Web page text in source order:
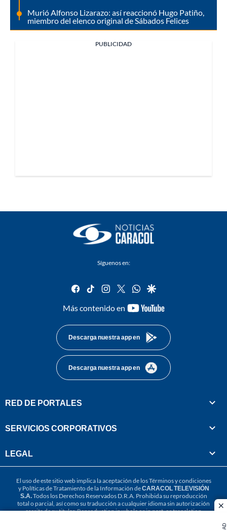
Murió Alfonso Lizarazo: así reaccionó Hugo Patiño,
miembro del elenco original de Sábados Felices
PUBLICIDAD
Síguenos en:
facebook
tiktok instagram
twitterwhatsapp
google
Más contenido en
youtube-
Descarga nuestra app en
Descarga nuestra app en
RED DE PORTALES
SERVICIOS CORPORATIVOS
LEGAL
El uso de este sitio web implica la aceptación de losTérminos y condiciones
y Políticas de Tratamiento de la Información deCARACOL TELEVISIÓN
S.A.Todos los Derechos Reservados D.R.A. Prohibida su reproducción
total o parcial, así como su traducción a cualquier idioma sin autorización
escrita de su titular. Reproduction in whole or in part, or translation